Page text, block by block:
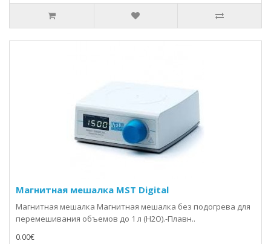
Магнитная мешалка MST Digital
Магнитная мешалка Магнитная мешалка без подогрева для
перемешивания объемов до 1 л (H2O).-Плавн..
0.00€